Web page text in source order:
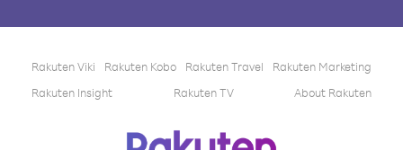
Rakuten Viki Rakuten Kobo Rakuten Travel
Rakuten Marketing
Rakuten Insight
Rakuten TV About Rakuten